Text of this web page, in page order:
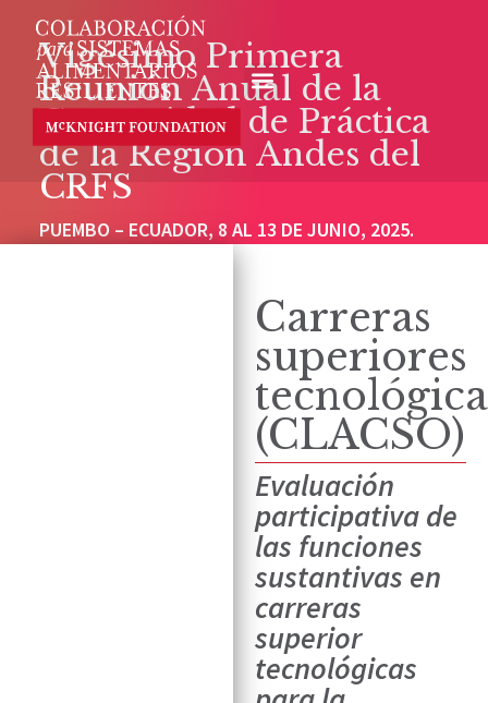
Vigésimo Primera
Reunión Anual de la
Comunidad de Práctica
de la Región Andes del
CRFS
PUEMBO – ECUADOR, 8 AL 13 DE JUNIO, 2025.
Carreras
superiores
(CLACSO)
Evaluación
participativa de
las funciones
sustantivas en
carreras
superior
tecnológicas